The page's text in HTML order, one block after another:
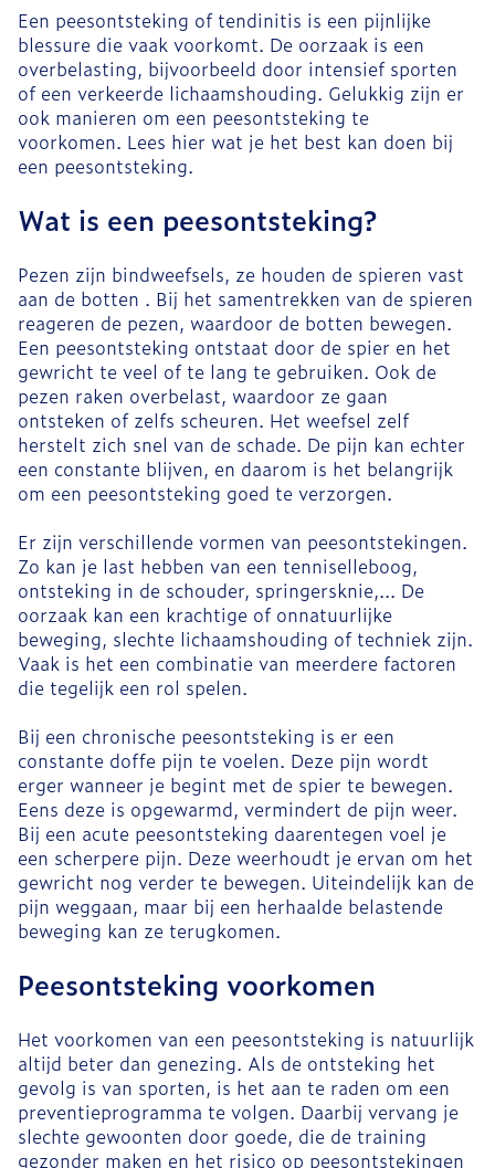
Een peesontsteking of tendinitis is een pijnlijke
blessure die vaak voorkomt. De oorzaak is een
overbelasting, bijvoorbeeld door intensief sporten
of een verkeerde lichaamshouding. Gelukkig zijn er
ook manieren om een peesontsteking te
voorkomen. Lees hier wat je het best kan doen bij
een peesontsteking.
Wat is een peesontsteking?
Pezen zijn bindweefsels, ze houden de spieren vast
aan de botten . Bij het samentrekken van de spieren
reageren de pezen, waardoor de botten bewegen.
Een peesontsteking ontstaat door de spier en het
gewricht te veel of te lang te gebruiken. Ook de
pezen raken overbelast, waardoor ze gaan
ontsteken of zelfs scheuren. Het weefsel zelf
herstelt zich snel van de schade. De pijn kan echter
een constante blijven, en daarom is het belangrijk
om een peesontsteking goed te verzorgen.
Er zijn verschillende vormen van peesontstekingen.
Zo kan je last hebben van een tenniselleboog,
ontsteking in de schouder, springersknie,... De
oorzaak kan een krachtige of onnatuurlijke
beweging, slechte lichaamshouding of techniek zijn.
Vaak is het een combinatie van meerdere factoren
die tegelijk een rol spelen.
Bij een chronische peesontsteking is er een
constante doffe pijn te voelen. Deze pijn wordt
erger wanneer je begint met de spier te bewegen.
Eens deze is opgewarmd, vermindert de pijn weer.
Bij een acute peesontsteking daarentegen voel je
een scherpere pijn. Deze weerhoudt je ervan om het
gewricht nog verder te bewegen. Uiteindelijk kan de
pijn weggaan, maar bij een herhaalde belastende
beweging kan ze terugkomen.
Peesontsteking voorkomen
Het voorkomen van een peesontsteking is natuurlijk
altijd beter dan genezing. Als de ontsteking het
gevolg is van sporten, is het aan te raden om een
preventieprogramma te volgen. Daarbij vervang je
slechte gewoonten door goede, die de training
gezonder maken en het risico op peesontstekingen